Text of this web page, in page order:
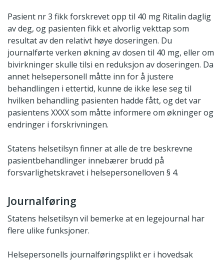
Pasient nr 3 fikk forskrevet opp til 40 mg Ritalin daglig
av deg, og pasienten fikk et alvorlig vekttap som
resultat av den relativt høye doseringen. Du
journalførte verken økning av dosen til 40 mg, eller om
bivirkninger skulle tilsi en reduksjon av doseringen. Da
annet helsepersonell måtte inn for å justere
behandlingen i ettertid, kunne de ikke lese seg til
hvilken behandling pasienten hadde fått, og det var
pasientens XXXX som måtte informere om økninger og
endringer i forskrivningen.
Statens helsetilsyn finner at alle de tre beskrevne
pasientbehandlinger innebærer brudd på
forsvarlighetskravet i helsepersonelloven § 4.
Journalføring
Statens helsetilsyn vil bemerke at en legejournal har
flere ulike funksjoner.
Helsepersonells journalføringsplikt er i hovedsak